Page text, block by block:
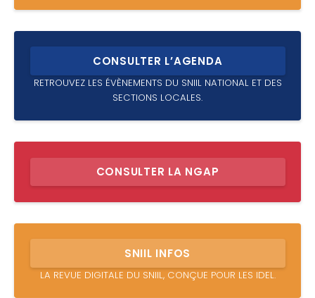
CONSULTER L’AGENDA
RETROUVEZ LES ÉVÈNEMENTS DU SNIIL NATIONAL ET DES
SECTIONS LOCALES.
CONSULTER LA NGAP
SNIIL INFOS
LA REVUE DIGITALE DU SNIIL, CONÇUE POUR LES IDEL.